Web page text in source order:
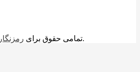
© تمامی حقوق برای رمزنگار 24 محفوظ می باشد.